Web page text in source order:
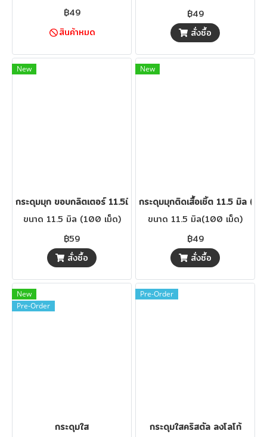
฿49
สินค้าหมด
฿49
สั่งซื้อ
New
กระดุมมุก ขอบกลิตเตอร์ 11.5มิล (100 เม็ด)
ขนาด 11.5 มิล (100 เม็ด)
฿59
สั่งซื้อ
New
กระดุมมุกติดเสื้อเชิ้ต 11.5 มิล
ขนาด 11.5 มิล(100 เม็ด)
฿49
สั่งซื้อ
New
Pre-Order
กระดุมใส
Pre-Order
กระดุมใสคริสตัล ลงโลโก้